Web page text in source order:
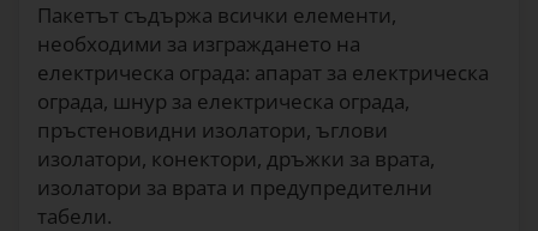
Пакетът съдържа всички елементи,
необходими за изграждането на
електрическа ограда: апарат за електрическа
ограда, шнур за електрическа ограда,
пръстеновидни изолатори, ъглови
изолатори, конектори, дръжки за врата,
изолатори за врата и предупредителни
табели.